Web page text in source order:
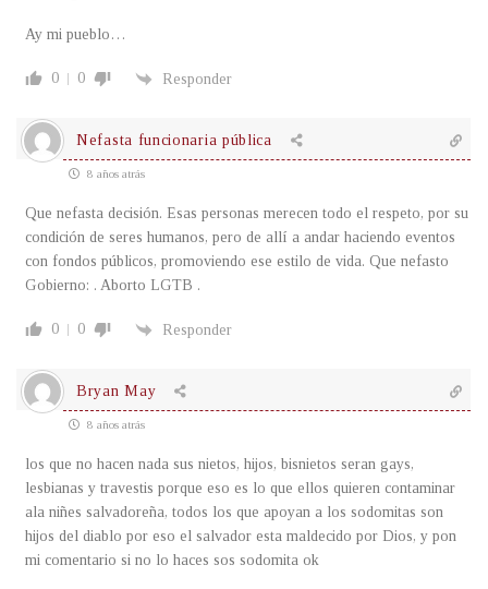
Ay mi pueblo…
0 0 Responder
Nefasta funcionaria pública
8 años atrás
Que nefasta decisión. Esas personas merecen todo el respeto, por su
condición de seres humanos, pero de allí a andar haciendo eventos
con fondos públicos, promoviendo ese estilo de vida. Que nefasto
Gobierno: . Aborto LGTB .
0 0 Responder
Bryan May
8 años atrás
los que no hacen nada sus nietos, hijos, bisnietos seran gays,
lesbianas y travestis porque eso es lo que ellos quieren contaminar
ala niñes salvadoreña, todos los que apoyan a los sodomitas son
hijos del diablo por eso el salvador esta maldecido por Dios, y pon
mi comentario si no lo haces sos sodomita ok